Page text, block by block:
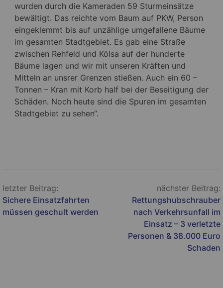
wurden durch die Kameraden 59 Sturmeinsätze
bewältigt. Das reichte vom Baum auf PKW, Person
eingeklemmt bis auf unzählige umgefallene Bäume
im gesamten Stadtgebiet. Es gab eine Straße
zwischen Rehfeld und Kölsa auf der hunderte
Bäume lagen und wir mit unseren Kräften und
Mitteln an unsrer Grenzen stießen. Auch ein 60 –
Tonnen – Kran mit Korb half bei der Beseitigung der
Schäden. Noch heute sind die Spuren im gesamten
Stadtgebiet zu sehen“.
Beitragsnavigation
letzter Beitrag:
Sichere Einsatzfahrten
müssen geschult werden
nächster Beitrag:
Rettungshubschrauber
nach Verkehrsunfall im
Einsatz – 3 verletzte
Personen & 38.000 Euro
Schaden